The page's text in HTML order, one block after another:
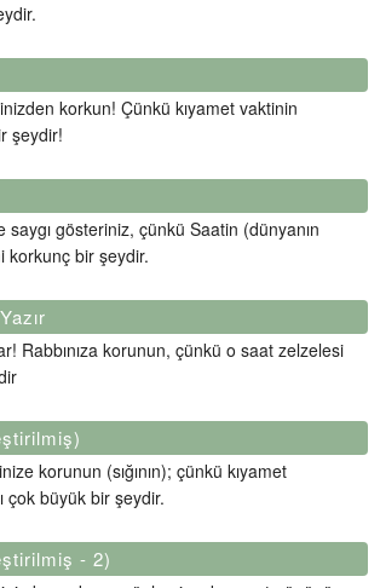
korkun! Çünkü kıyamet vaktinin
şeydir!
saygı gösteriniz, çünkü Saatin (dünyanın
korkunç bir şeydir.
Rabbınıza korunun, çünkü o saat zelzelesi
korunun (sığının); çünkü kıyamet
çok büyük bir şeydir.
- 2)